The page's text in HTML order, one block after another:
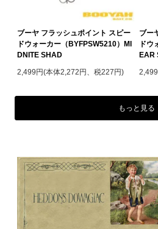
ブーヤ フラッシュポイント スピー
ドウォーカー（BYFPSW5210）MI
DNITE SHAD
2,499円(本体2,272円、税227円)
ブー
ドウ
EAR
もっと見る